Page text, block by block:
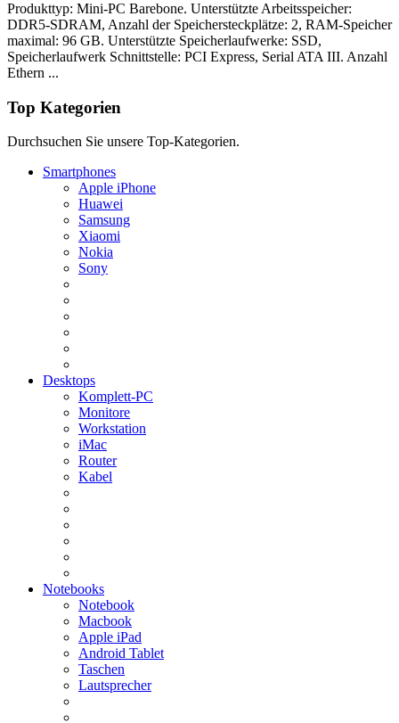
Produkttyp: Mini-PC Barebone. Unterstützte Arbeitsspeicher:
DDR5-SDRAM, Anzahl der Speichersteckplätze: 2, RAM-Speicher
maximal: 96 GB. Unterstützte Speicherlaufwerke: SSD,
Speicherlaufwerk Schnittstelle: PCI Express, Serial ATA III. Anzahl
Ethern ...
Top Kategorien
Durchsuchen Sie unsere Top-Kategorien.
Smartphones
Apple iPhone
Huawei
Samsung
Xiaomi
Nokia
Sony
Desktops
Komplett-PC
Monitore
Workstation
iMac
Router
Kabel
Notebooks
Notebook
Macbook
Apple iPad
Android Tablet
Taschen
Lautsprecher